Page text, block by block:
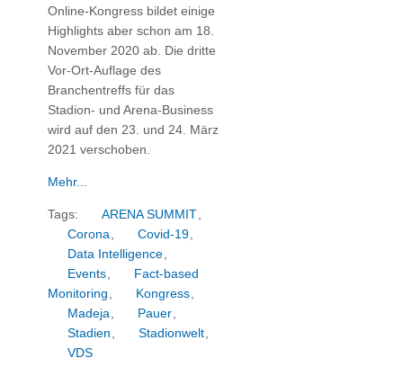
Online-Kongress bildet einige
Highlights aber schon am 18.
November 2020 ab. Die dritte
Vor-Ort-Auflage des
Branchentreffs für das
Stadion- und Arena-Business
wird auf den 23. und 24. März
2021 verschoben.
Mehr...
Tags: ARENA SUMMIT
Corona
Covid-19
Data Intelligence
Events
Fact-based
Monitoring
Kongress
Madeja
Pauer
Stadien
Stadionwelt
VDS